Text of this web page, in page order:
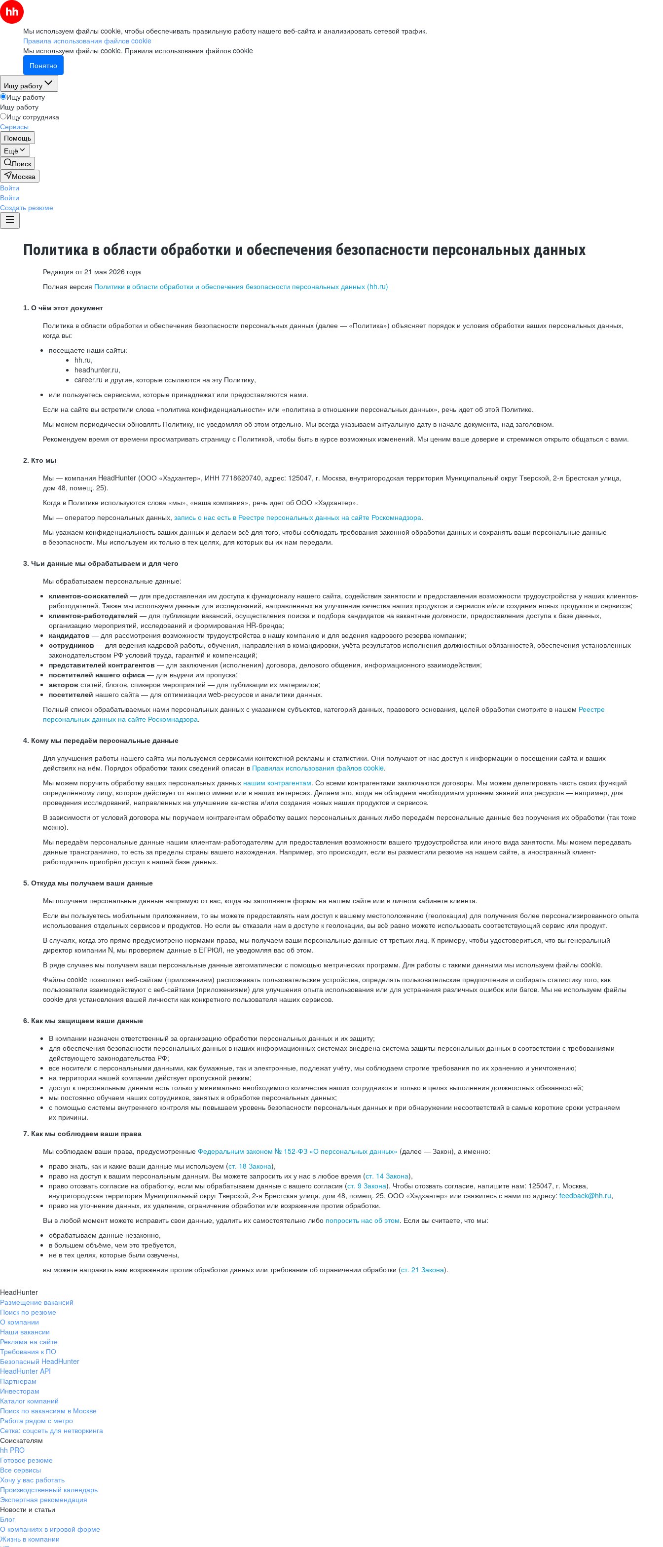
Мы используем файлы cookie, чтобы обеспечивать правильную работу нашего веб-сайта и анализировать сетевой трафик.
Правила использования файлов cookie
Мы используем файлы cookie. Правила использования файлов cookie
Понятно
Ищу работу
Ищу работу
Ищу работу
Ищу сотрудника
Сервисы
Помощь
Ещё
Поиск
Москва
Войти
Войти
Создать резюме
Политика в области обработки и обеспечения безопасности персональных данных
Редакция от 21 мая 2026 года
Полная версия Политики в области обработки и обеспечения безопасности персональных данных (hh.ru)
1. О чём этот документ
Политика в области обработки и обеспечения безопасности персональных данных (далее — «Политика») объясняет порядок и условия обработки ваших персональных данных,
когда вы:
посещаете наши сайты:
hh.ru,
headhunter.ru,
career.ru и другие, которые ссылаются на эту Политику,
или пользуетесь сервисами, которые принадлежат или предоставляются нами.
Если на сайте вы встретили слова «политика конфиденциальности» или «политика в отношении персональных данных», речь идет об этой Политике.
Мы можем периодически обновлять Политику, не уведомляя об этом отдельно. Мы всегда указываем актуальную дату в начале документа, над заголовком.
Рекомендуем время от времени просматривать страницу с Политикой, чтобы быть в курсе возможных изменений. Мы ценим ваше доверие и стремимся открыто общаться с вами.
2. Кто мы
Мы — компания HeadHunter (ООО «Хэдхантер», ИНН 7718620740, адрес: 125047, г. Москва, внутригородская территория Муниципальный округ Тверской, 2-я Брестская улица,
дом 48, помещ. 25).
Когда в Политике используются слова «мы», «наша компания», речь идет об ООО «Хэдхантер».
Мы — оператор персональных данных, запись о нас есть в Реестре персональных данных на сайте Роскомнадзора.
Мы уважаем конфиденциальность ваших данных и делаем всё для того, чтобы соблюдать требования законной обработки данных и сохранять ваши персональные данные
в безопасности. Мы используем их только в тех целях, для которых вы их нам передали.
3. Чьи данные мы обрабатываем и для чего
Мы обрабатываем персональные данные:
клиентов-соискателей — для предоставления им доступа к функционалу нашего сайта, содействия занятости и предоставления возможности трудоустройства у наших клиентов-
работодателей. Также мы используем данные для исследований, направленных на улучшение качества наших продуктов и сервисов и/или создания новых продуктов и сервисов;
клиентов-работодателей — для публикации вакансий, осуществления поиска и подбора кандидатов на вакантные должности, предоставления доступа к базе данных,
организацию мероприятий, исследований и формирования HR-бренда;
кандидатов — для рассмотрения возможности трудоустройства в нашу компанию и для ведения кадрового резерва компании;
сотрудников — для ведения кадровой работы, обучения, направления в командировки, учёта результатов исполнения должностных обязанностей, обеспечения установленных
законодательством РФ условий труда, гарантий и компенсаций;
представителей контрагентов — для заключения (исполнения) договора, делового общения, информационного взаимодействия;
посетителей нашего офиса — для выдачи им пропуска;
авторов статей, блогов, спикеров мероприятий — для публикации их материалов;
посетителей нашего сайта — для оптимизации web-ресурсов и аналитики данных.
Полный список обрабатываемых нами персональных данных с указанием субъектов, категорий данных, правового основания, целей обработки смотрите в нашем Реестре
персональных данных на сайте Роскомнадзора.
4. Кому мы передаём персональные данные
Для улучшения работы нашего сайта мы пользуемся сервисами контекстной рекламы и статистики. Они получают от нас доступ к информации о посещении сайта и ваших
действиях на нём. Порядок обработки таких сведений описан в Правилах использования файлов cookie.
Мы можем поручить обработку ваших персональных данных нашим контрагентам. Со всеми контрагентами заключаются договоры. Мы можем делегировать часть своих функций
определённому лицу, которое действует от нашего имени или в наших интересах. Делаем это, когда не обладаем необходимым уровнем знаний или ресурсов — например, для
проведения исследований, направленных на улучшение качества и/или создания новых наших продуктов и сервисов.
В зависимости от условий договора мы поручаем контрагентам обработку ваших персональных данных либо передаём персональные данные без поручения их обработки (так тоже
можно).
Мы передаём персональные данные нашим клиентам-работодателям для предоставления возможности вашего трудоустройства или иного вида занятости. Мы можем передавать
данные трансгранично, то есть за пределы страны вашего нахождения. Например, это происходит, если вы разместили резюме на нашем сайте, а иностранный клиент-
работодатель приобрёл доступ к нашей базе данных.
5. Откуда мы получаем ваши данные
Мы получаем персональные данные напрямую от вас, когда вы заполняете формы на нашем сайте или в личном кабинете клиента.
Если вы пользуетесь мобильным приложением, то вы можете предоставлять нам доступ к вашему местоположению (геолокации) для получения более персонализированного опыта
использования отдельных сервисов и продуктов. Но если вы отказали нам в доступе к геолокации, вы всё равно можете использовать соответствующий сервис или продукт.
В случаях, когда это прямо предусмотрено нормами права, мы получаем ваши персональные данные от третьих лиц. К примеру, чтобы удостовериться, что вы генеральный
директор компании N, мы проверяем данные в ЕГРЮЛ, не уведомляя вас об этом.
В ряде случаев мы получаем ваши персональные данные автоматически с помощью метрических программ. Для работы с такими данными мы используем файлы cookie.
Файлы cookie позволяют веб-сайтам (приложениям) распознавать пользовательские устройства, определять пользовательские предпочтения и собирать статистику того, как
пользователи взаимодействуют с веб-сайтами (приложениями) для улучшения опыта использования или для устранения различных ошибок или багов. Мы не используем файлы
cookie для установления вашей личности как конкретного пользователя наших сервисов.
6. Как мы защищаем ваши данные
В компании назначен ответственный за организацию обработки персональных данных и их защиту;
для обеспечения безопасности персональных данных в наших информационных системах внедрена система защиты персональных данных в соответствии с требованиями
действующего законодательства РФ;
все носители с персональными данными, как бумажные, так и электронные, подлежат учёту, мы соблюдаем строгие требования по их хранению и уничтожению;
на территории нашей компании действует пропускной режим;
доступ к персональным данным есть только у минимально необходимого количества наших сотрудников и только в целях выполнения должностных обязанностей;
мы постоянно обучаем наших сотрудников, занятых в обработке персональных данных;
с помощью системы внутреннего контроля мы повышаем уровень безопасности персональных данных и при обнаружении несоответствий в самые короткие сроки устраняем
их причины.
7. Как мы соблюдаем ваши права
Мы соблюдаем ваши права, предусмотренные Федеральным законом № 152-ФЗ «О персональных данных» (далее — Закон), а именно:
право знать, как и какие ваши данные мы используем (ст. 18 Закона),
право на доступ к вашим персональным данным. Вы можете запросить их у нас в любое время (ст. 14 Закона),
право отозвать согласие на обработку, если мы обрабатываем данные с вашего согласия (ст. 9 Закона). Чтобы отозвать согласие, напишите нам: 125047, г. Москва,
внутригородская территория Муниципальный округ Тверской, 2-я Брестская улица, дом 48, помещ. 25, ООО «Хэдхантер» или свяжитесь с нами по адресу: feedback@hh.ru,
право на уточнение данных, их удаление, ограничение обработки или возражение против обработки.
Вы в любой момент можете исправить свои данные, удалить их самостоятельно либо попросить нас об этом. Если вы считаете, что мы:
обрабатываем данные незаконно,
в большем объёме, чем это требуется,
не в тех целях, которые были озвучены,
вы можете направить нам возражения против обработки данных или требование об ограничении обработки (ст. 21 Закона).
HeadHunter
Размещение вакансий
Поиск по резюме
О компании
Наши вакансии
Реклама на сайте
Требования к ПО
Безопасный HeadHunter
HeadHunter API
Партнерам
Инвесторам
Каталог компаний
Поиск по вакансиям в Москве
Работа рядом с метро
Сетка: соцсеть для нетворкинга
Соискателям
hh PRO
Готовое резюме
Все сервисы
Хочу у вас работать
Производственный календарь
Экспертная рекомендация
Новости и статьи
Блог
О компаниях в игровой форме
Жизнь в компании